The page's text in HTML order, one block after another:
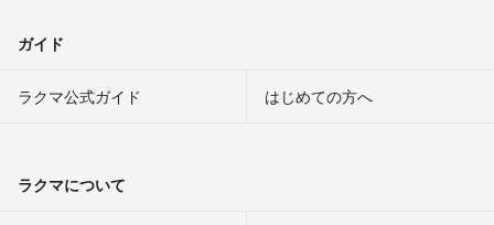
ガイド
ラクマ公式ガイド はじめての方へ
ラクマについて